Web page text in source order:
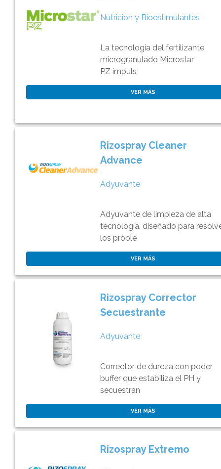
Nutricion y Bioestimulantes
La tecnología del fertilizante
microgranulado Microstar
PZ impuls
VER MÁS
Rizospray Cleaner
Advance
Adyuvante
Adyuvante de limpieza de alta
tecnología, diseñado para
los proble
VER MÁS
Rizospray Corrector
Secuestrante
Adyuvante
Corrector de dureza con poder
buffer que estabiliza el PH y
secuestran
VER MÁS
Rizospray Extremo